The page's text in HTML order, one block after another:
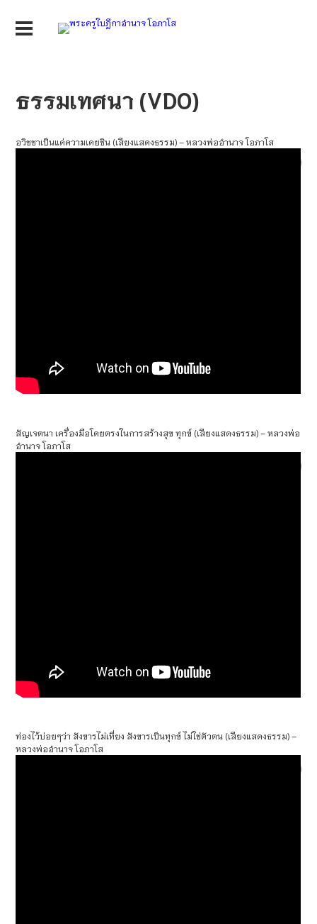
ธรรมเทศนา (VDO)
อวิชชาเป็นแค่ความเคยชิน (เสียงแสดงธรรม) – หลวงพ่ออำนาจ โอภาโส
สัญเจตนา เครื่องมือโดยตรงในการสร้างสุข ทุกข์ (เสียงแสดงธรรม) – หลวงพ่อ
อำนาจ โอภาโส
ท่องไว้บ่อยๆว่า สังขารไม่เที่ยง สังขารเป็นทุกข์ ไม่ใช่ตัวตน (เสียงแสดงธรรม) –
หลวงพ่ออำนาจ โอภาโส